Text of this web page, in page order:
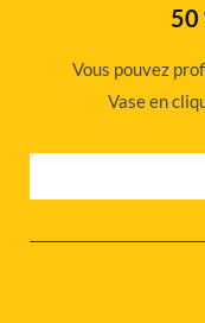
50
Vous pouvez
Vase en